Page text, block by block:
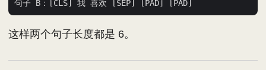
这样两个句子长度都是 6。